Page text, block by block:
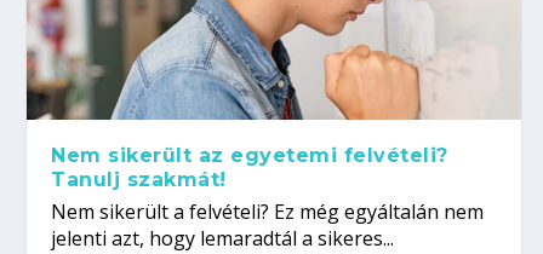
Nem sikerült az egyetemi felvételi?
Tanulj szakmát!
Nem sikerült a felvételi? Ez még egyáltalán nem
jelenti azt, hogy lemaradtál a sikeres...